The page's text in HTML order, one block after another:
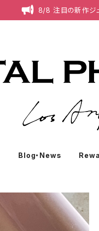
8/8 注目の新作ジ
Blog・News